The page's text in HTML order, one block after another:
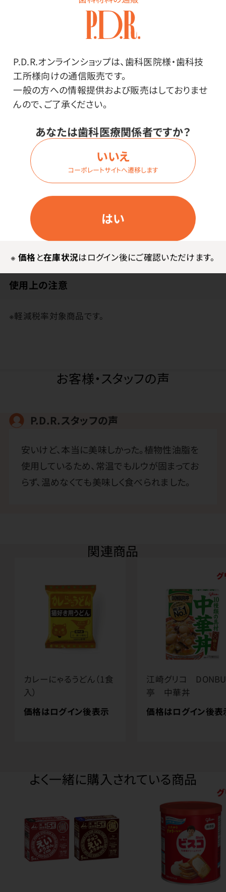
P.D.R.オンラインショップは、歯科医院様・歯科技
工所様向けの通信販売です。
一般の方への情報提供および販売はしておりませ
んので、ご了承ください。
あなたは歯科医療関係者ですか？
はい
いいえ
コーポレートサイトへ遷移します
※ 価格と在庫状況はログイン後にご確認いただけます。
メーカー・ブランド
江崎グリコ
●原材料／野菜（じゃがいも（中国）、にんじん）、成形豚
肉、とうもろこし油、小麦粉、砂糖、食塩、カレー粉、炒め
たまねぎペースト、トマトペースト、ポークブイヨン、たま
ん白加水分解物／調味料（アミノ酸等）、増粘剤（加工デ
ンプン、増粘多糖類）、カラメル色素、酸化防止剤（V.C）、
甘味料（アセスルファムK、スクラロース）、（一部に小麦・
使用上の注意
※軽減税率対象商品です。
お客様・スタッフの声
P.D.R.スタッフの声
安いけど、本当に美味しかった。植物性油脂を
使用しているため、常温でもルウが固まってお
らず、温めなくても美味しく食べられました。
関連商品
カレーにゃるうどん（1食
入）
価格はログイン後表示
江崎グリコ
亭 中華丼
価格はログイン後表
よく一緒に購入されている商品